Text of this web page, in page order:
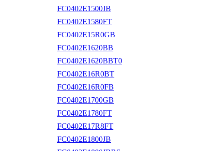
FC0402E1500JB
FC0402E1580FT
FC0402E15R0GB
FC0402E1620BB
FC0402E1620BBT0
FC0402E16R0BT
FC0402E16R0FB
FC0402E1700GB
FC0402E1780FT
FC0402E17R8FT
FC0402E1800JB